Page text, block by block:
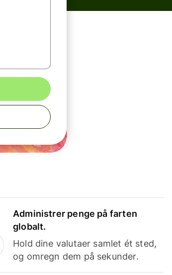
Administrer penge på farten
globalt.
Hold dine valutaer samlet ét sted,
og omregn dem på sekunder.